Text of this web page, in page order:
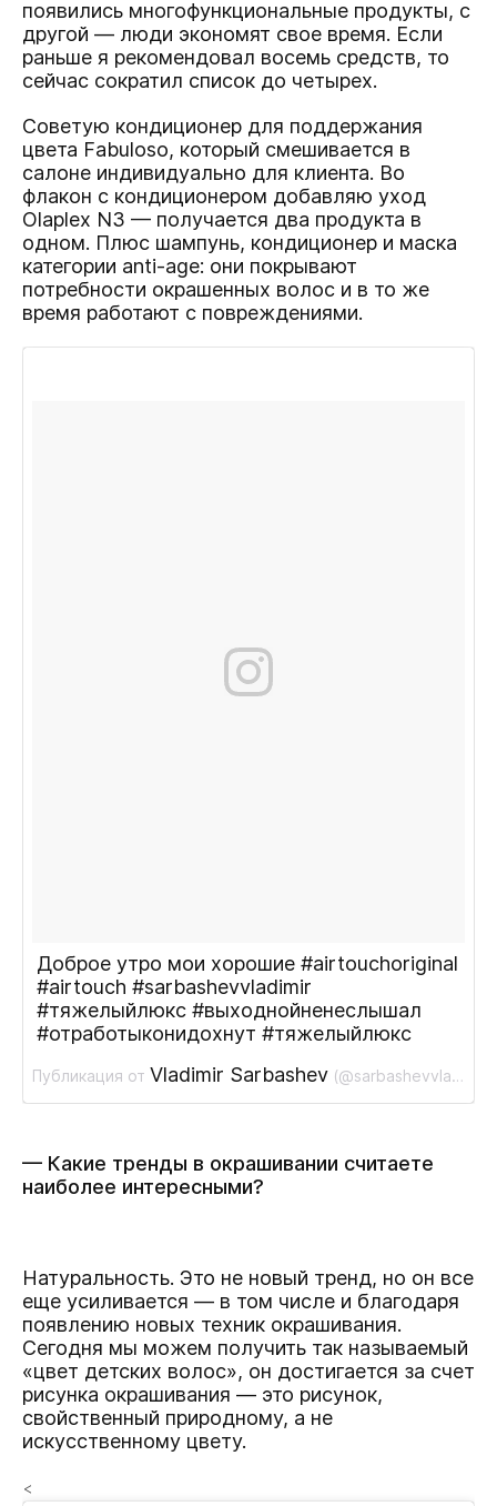
появились многофункциональные продукты, с
другой — люди экономят свое время. Если
раньше я рекомендовал восемь средств, то
сейчас сократил список до четырех.
Советую кондиционер для поддержания
цвета Fabuloso, который смешивается в
салоне индивидуально для клиента. Во
флакон с кондиционером добавляю уход
Olaplex N3 — получается два продукта в
одном. Плюс шампунь, кондиционер и маска
категории anti-age: они покрывают
потребности окрашенных волос и в то же
время работают с повреждениями.
Доброе утро мои хорошие #airtouchoriginal
#airtouch #sarbashevvladimir
#тяжелыйлюкс #выходнойненеслышал
#отработыконидохнут #тяжелыйлюкс
Публикация от Vladimir Sarbashev (@sarbashevvladimir)
— Какие тренды в окрашивании считаете
наиболее интересными?
Натуральность. Это не новый тренд, но он все
еще усиливается — в том числе и благодаря
появлению новых техник окрашивания.
Сегодня мы можем получить так называемый
«цвет детских волос», он достигается за счет
рисунка окрашивания — это рисунок,
свойственный природному, а не
искусcтвенному цвету.
<